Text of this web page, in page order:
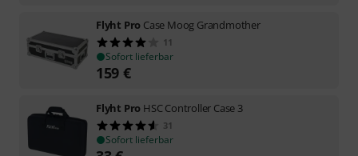
Flyht Pro Case Moog Grandmother
11
Sofort lieferbar
159 €
Flyht Pro HSC Controller Case 3
31
Sofort lieferbar